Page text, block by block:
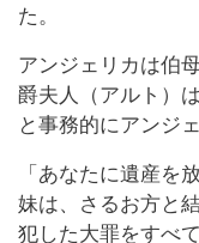
た。
アンジェリカは伯
爵夫人（アルト）
と事務的にアンジ
「あなたに遺産を
妹は、さるお方と
犯した大罪をすべ